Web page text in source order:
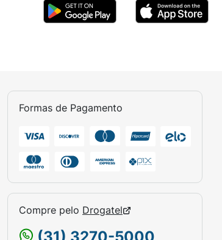
Formas de Pagamento
Compre pelo Drogatel